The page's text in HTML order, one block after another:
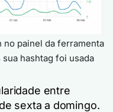
no painel da ferramenta
hashtag foi usada
entre
sexta a domingo.